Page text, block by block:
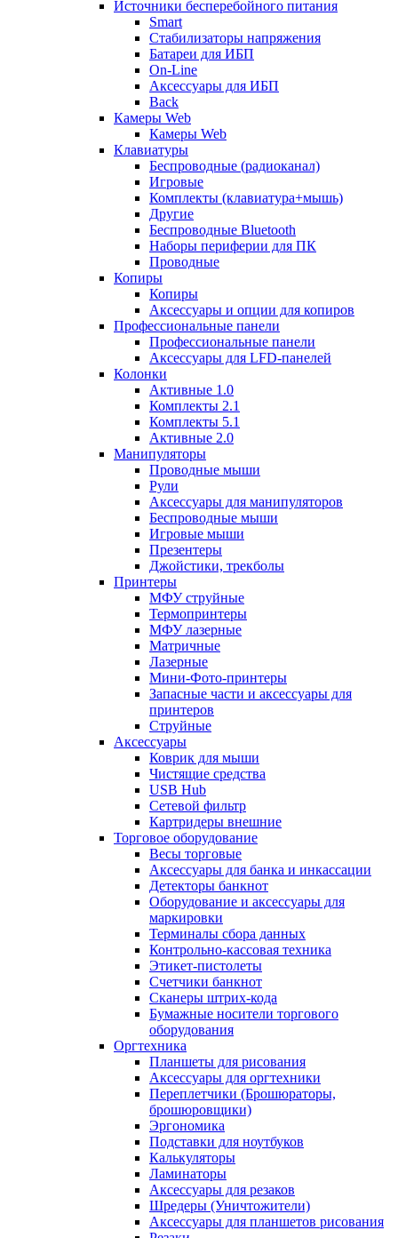
Источники бесперебойного питания
Smart
Стабилизаторы напряжения
Батареи для ИБП
On-Line
Аксессуары для ИБП
Back
Камеры Web
Камеры Web
Клавиатуры
Беспроводные (радиоканал)
Игровые
Комплекты (клавиатура+мышь)
Другие
Беспроводные Bluetooth
Наборы периферии для ПК
Проводные
Копиры
Копиры
Аксессуары и опции для копиров
Профессиональные панели
Профессиональные панели
Аксессуары для LFD-панелей
Колонки
Активные 1.0
Комплекты 2.1
Комплекты 5.1
Активные 2.0
Манипуляторы
Проводные мыши
Рули
Аксессуары для манипуляторов
Беспроводные мыши
Игровые мыши
Презентеры
Джойстики, трекболы
Принтеры
МФУ струйные
Термопринтеры
МФУ лазерные
Матричные
Лазерные
Мини-Фото-принтеры
Запасные части и аксессуары для
принтеров
Струйные
Аксессуары
Коврик для мыши
Чистящие средства
USB Hub
Сетевой фильтр
Картридеры внешние
Торговое оборудование
Весы торговые
Аксессуары для банка и инкассации
Детекторы банкнот
Оборудование и аксессуары для
маркировки
Терминалы сбора данных
Контрольно-кассовая техника
Этикет-пистолеты
Счетчики банкнот
Сканеры штрих-кода
Бумажные носители торгового
оборудования
Оргтехника
Планшеты для рисования
Аксессуары для оргтехники
Переплетчики (Брошюраторы,
брошюровщики)
Эргономика
Подставки для ноутбуков
Калькуляторы
Ламинаторы
Аксессуары для резаков
Шредеры (Уничтожители)
Аксессуары для планшетов рисования